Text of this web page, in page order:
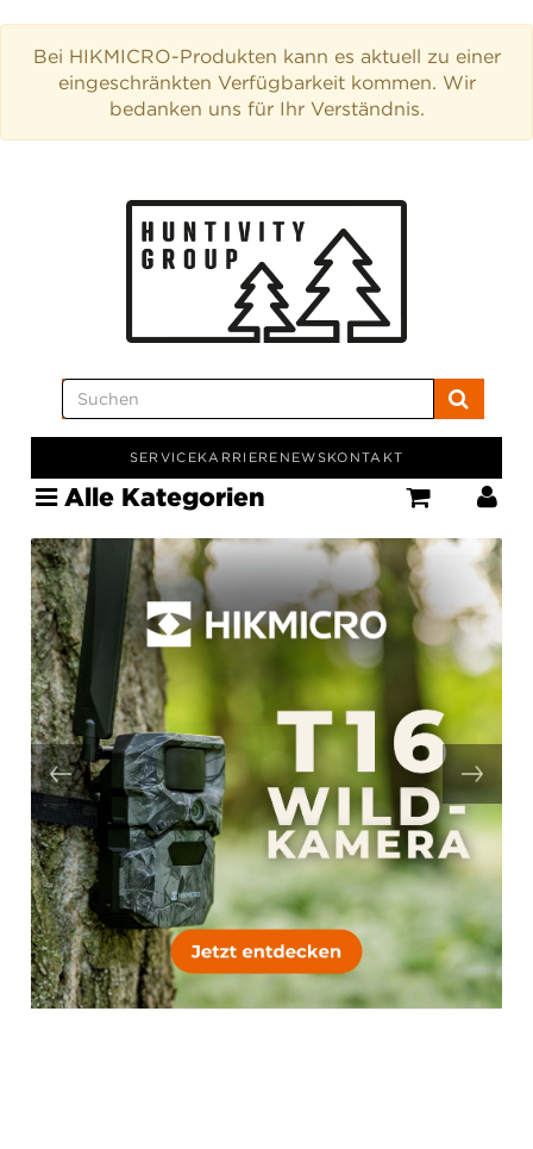
Bei HIKMICRO-Produkten kann es aktuell zu einer
eingeschränkten Verfügbarkeit kommen. Wir
bedanken uns für Ihr Verständnis.
SERVICEKARRIERE NEWSKONTAKT
Alle Kategorien